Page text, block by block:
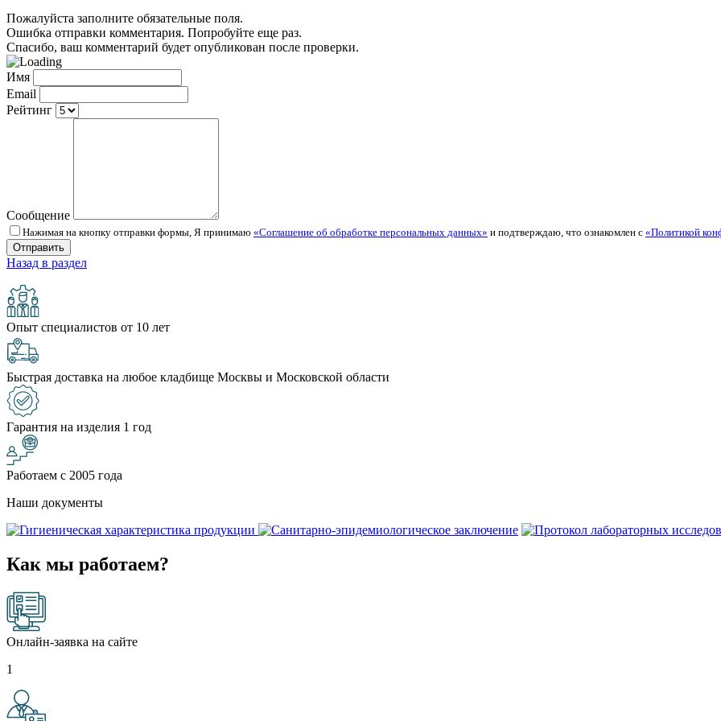
Пожалуйста заполните обязательные поля.
Ошибка отправки комментария. Попробуйте еще раз.
Спасибо, ваш комментарий будет опубликован после проверки.
Имя
Email
Рейтинг
Сообщение
Нажимая на кнопку отправки формы, Я принимаю «Соглашение об обработке персональных данных» и подтверждаю, что ознакомлен с «Политикой
Назад в раздел
Опыт специалистов от 10 лет
Быстрая доставка на любое кладбище Москвы и Московской области
Гарантия на изделия 1 год
Работаем с 2005 года
Наши документы
Как мы работаем?
Онлайн-заявка на сайте
1